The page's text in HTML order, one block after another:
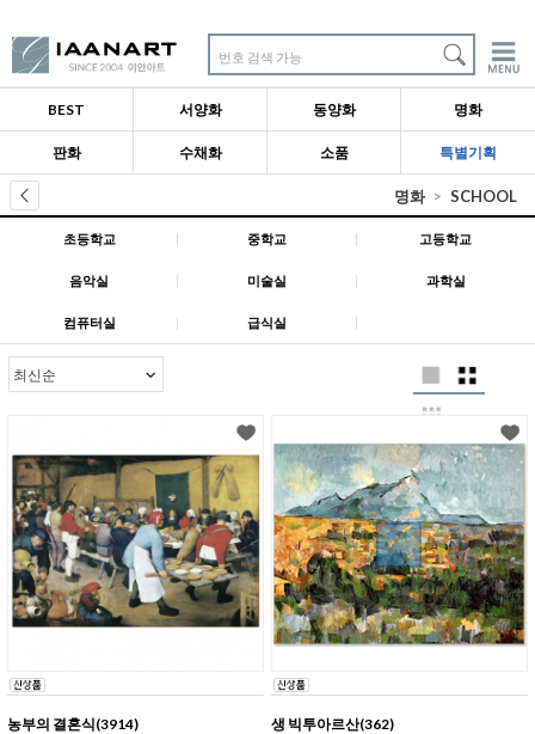
번호 검색 가능
BEST 서양화 동양화 명화
판화 수채화 소품 특별기획
명화 SCHOOL
초등학교 | 중학교 | 고등학교
음악실 | 미술실 | 과학실
컴퓨터실 | 급식실 |
농부의 결혼식(3914) 생 빅투아르산(362)